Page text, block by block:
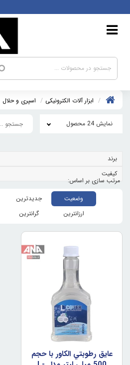
ابزار آلات الکترونیکی اسپری و حلال
نمایش 24 محصول
برند
کیفیت
وضعیت جدیدترین
ارزانترین
گرانترین
عايق رطوبتي الکاور با حجم